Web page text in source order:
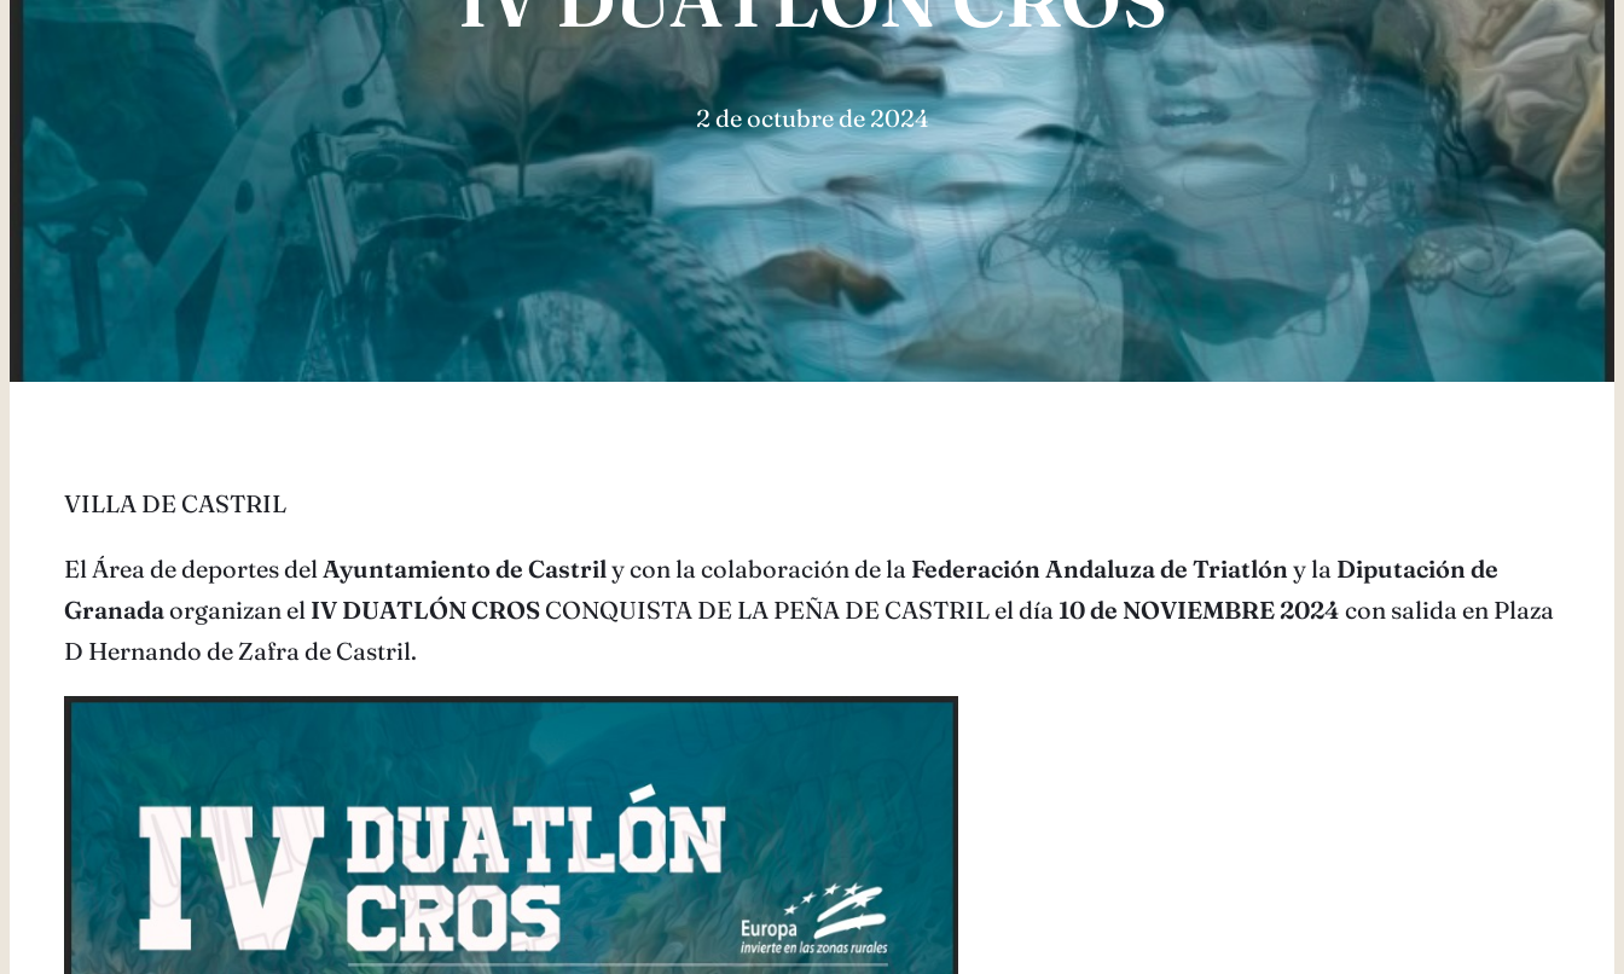
2 de octubre de 2024
VILLA DE CASTRIL
El Área de deportes del Ayuntamiento de Castril y con la colaboración de la Federación Andaluza de Triatlón y la Diputación de
Granadaorganizan el IV DUATLÓN CROSCONQUISTA DE LA PEÑA DE CASTRIL el día 10 de NOVIEMBRE 2024 con salida en Plaza
D Hernando de Zafra de Castril.